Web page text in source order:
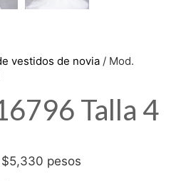
vestidos de novia / Mod.
Talla 4
pesos